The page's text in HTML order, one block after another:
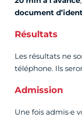
document
Résultats
Les résultats ne
téléphone. Ils
Admission
Une fois admis·e